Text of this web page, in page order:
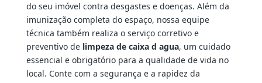
do seu imóvel contra desgastes e doenças. Além da
imunização completa do espaço, nossa equipe
técnica também realiza o serviço corretivo e
preventivo de limpeza de caixa d agua, um cuidado
essencial e obrigatório para a qualidade de vida no
local. Conte com a segurança e a rapidez da